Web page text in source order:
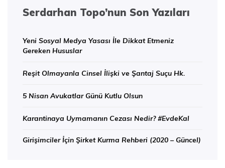
Serdarhan Topo’nun Son Yazıları
Yeni Sosyal Medya Yasası İle Dikkat Etmeniz
Gereken Hususlar
Reşit Olmayanla Cinsel İlişki ve Şantaj Suçu Hk.
5 Nisan Avukatlar Günü Kutlu Olsun
Karantinaya Uymamanın Cezası Nedir? #EvdeKal
Girişimciler İçin Şirket Kurma Rehberi (2020 – Güncel)